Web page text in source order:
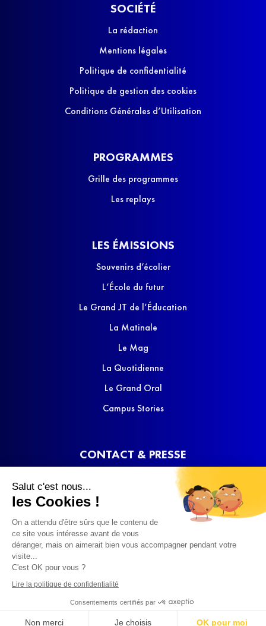
Salut c'est nous...
les Cookies !
On a attendu d'être sûrs que le contenu de
ce site vous intéresse avant de vous
déranger, mais on aimerait bien vous accompagner pendant votre
visite...
C'est OK pour vous ?
Lire la politique de confidentialité
Consentements certifiés par
Non merci Je choisis OK pour moi
SOCIÉTÉ
La rédaction
Mentions légales
Politique de confidentialité
Politique de gestion des cookies
Conditions Générales d’Utilisation
PROGRAMMES
Grille des programmes
Les replays
LES ÉMISSIONS
Souvenirs d’écolier
L’École du futur
Le Grand JT de l’Éducation
La Matinale
Le Mag
La Quotidienne
Le Grand Oral
Campus Stories
CONTACT & PRESSE